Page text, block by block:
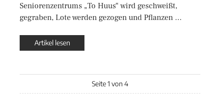
Seniorenzentrums „To Huus“ wird geschweißt,
gegraben, Lote werden gezogen und Pflanzen …
Artikel lesen
Seite 1 von 4